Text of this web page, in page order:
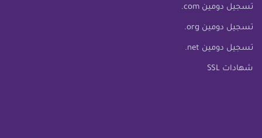
تسجيل دومين com.
تسجيل دومين org.
تسجيل دومين net.
شهادات SSL